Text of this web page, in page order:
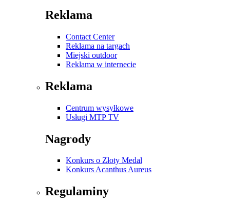
Reklama
Contact Center
Reklama na targach
Miejski outdoor
Reklama w internecie
Reklama
Centrum wysyłkowe
Usługi MTP TV
Nagrody
Konkurs o Złoty Medal
Konkurs Acanthus Aureus
Regulaminy